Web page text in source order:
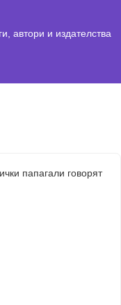
автори и издателства
папагали говорят